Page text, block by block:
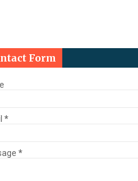
चुनाव कराने के निर्देश
Form
*
*